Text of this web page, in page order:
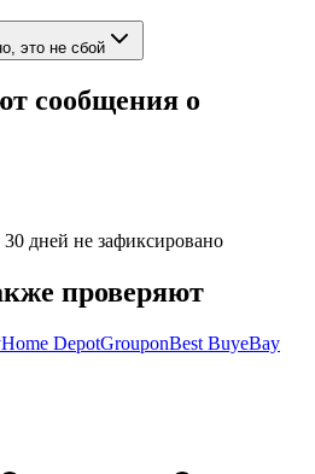
это не сбой
сообщения о
дней не зафиксировано
проверяют
Home DepotGrouponBest BuyeBay